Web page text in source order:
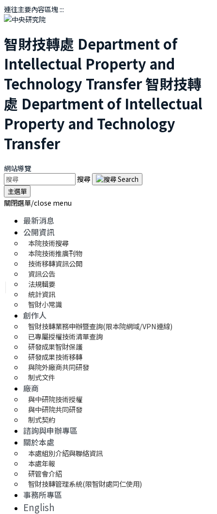
連往主要內容區塊:::
智財技轉處 Department of
Intellectual Property and
Technology Transfer智財技轉
處 Department of Intellectual
Property and Technology
Transfer
網站導覽
搜尋
主選單
關閉選單/close menu
最新消息
公開資訊
本院技術搜尋
本院技術推廣刊物
技術移轉資訊公開
資訊公告
法規輯要
統計資訊
智財小常識
創作人
智財技轉業務申辦暨查詢(限本院網域/VPN連線)
已專屬授權技術清單查詢
研發成果智財保護
研發成果技術移轉
與院外廠商共同研發
制式文件
廠商
與中研院技術授權
與中研院共同研發
制式契約
諮詢與申辦專區
關於本處
本處組別介紹與聯絡資訊
本處年報
研管會介紹
智財技轉管理系統(限智財處同仁使用)
事務所專區
English